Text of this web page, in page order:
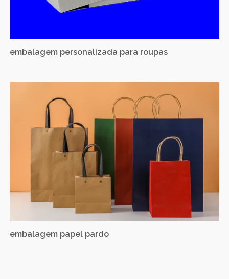
embalagem personalizada para roupas
embalagem papel pardo